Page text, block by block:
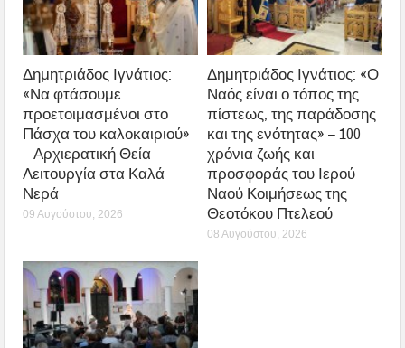
Δημητριάδος Ιγνάτιος:
«Να φτάσουμε
προετοιμασμένοι στο
Πάσχα του καλοκαιριού»
– Αρχιερατική Θεία
Λειτουργία στα Καλά
Νερά
09 Αυγούστου, 2026
Δημητριάδος Ιγνάτιος: «Ο
Ναός είναι ο τόπος της
πίστεως, της παράδοσης
και της ενότητας» – 100
χρόνια ζωής και
προσφοράς του Ιερού
Ναού Κοιμήσεως της
Θεοτόκου Πτελεού
08 Αυγούστου, 2026